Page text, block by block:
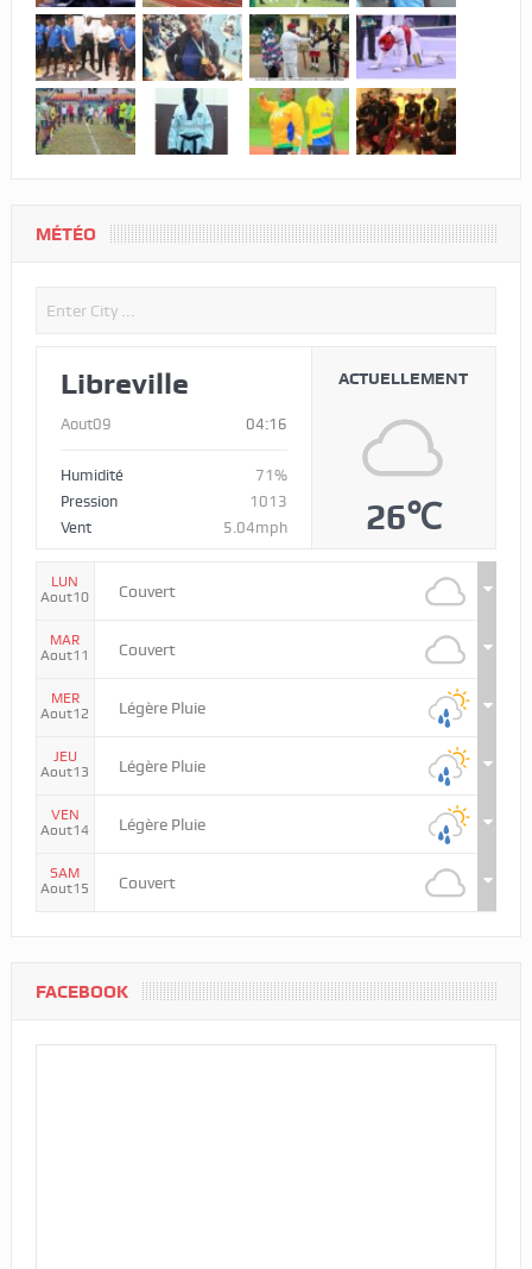
MÉTÉO
Libreville
Aout09 04:16
Humidité
71%
Pression
1013
Vent
5.04mph
ACTUELLEMENT
26℃
LUN
Aout10
Couvert
MAR
Aout11
Couvert
MER
Aout12
Légère Pluie
JEU
Aout13
Légère Pluie
VEN
Aout14
Légère Pluie
SAM
Aout15
Couvert
FACEBOOK